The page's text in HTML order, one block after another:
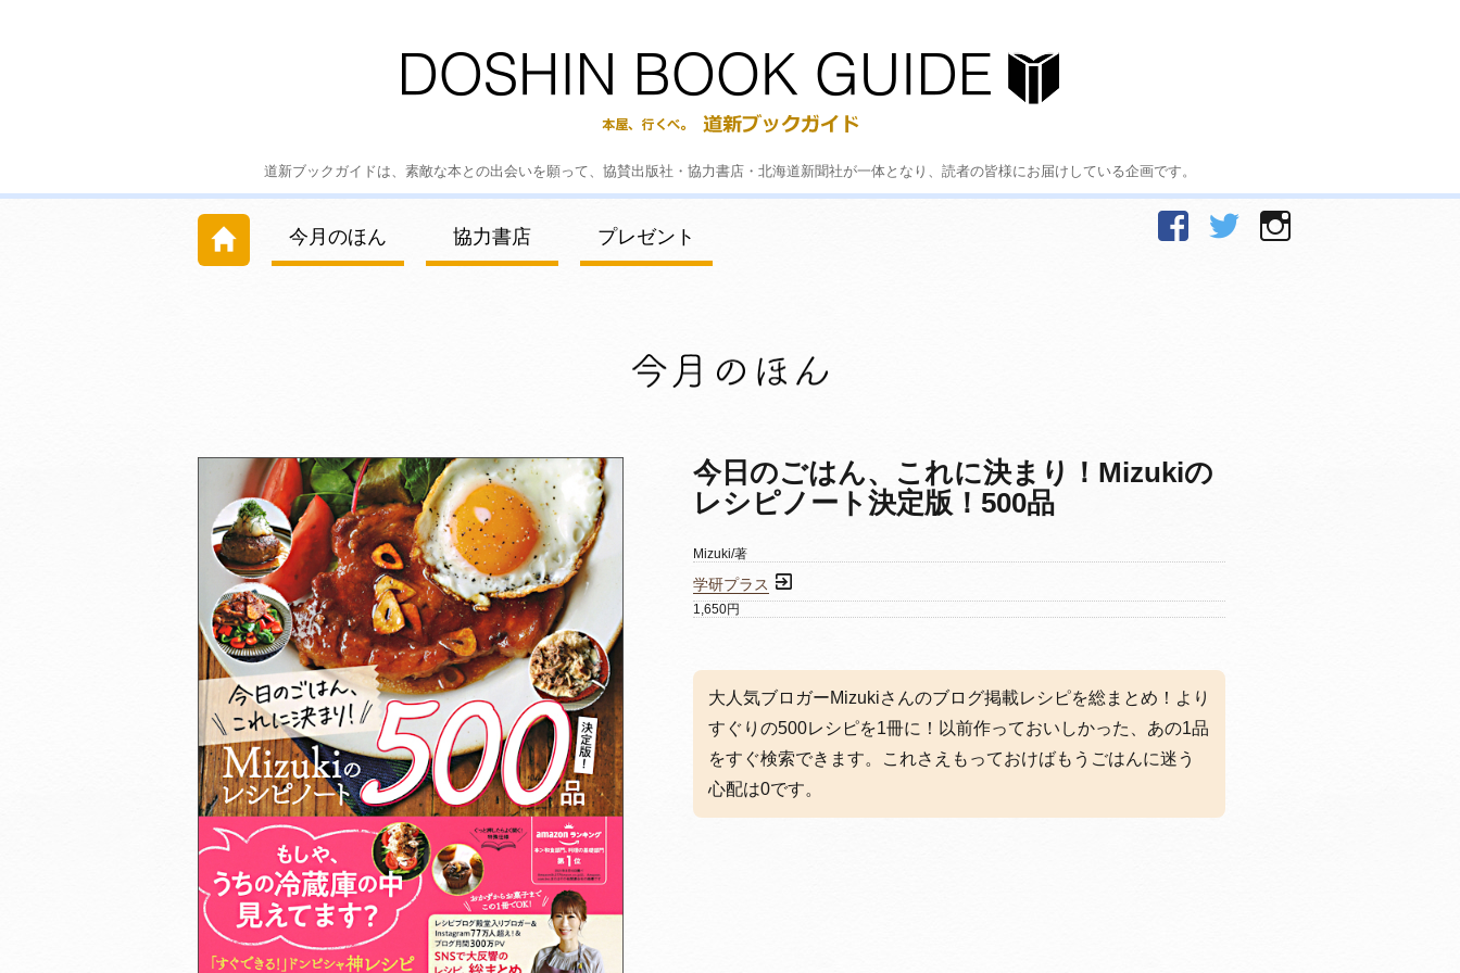
道新ブックガイドは、素敵な本との出会いを願って、協賛出版社・協力書店・北海道新聞社が一体となり、読者の皆様にお届けしている企画です。
今月のほん 協力書店 プレゼント
facebookTwitter
今日のごはん、これに決まり！Mizukiの
レシピノート決定版！500品
Mizuki/著
学研プラス
1,650円
大人気ブロガーMizukiさんのブログ掲載レシピを総まとめ！より
すぐりの500レシピを1冊に！以前作っておいしかった、あの1品
をすぐ検索できます。これさえもっておけばもうごはんに迷う
心配は0です。